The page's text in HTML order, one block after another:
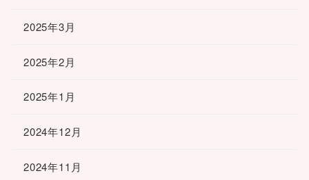
2025年3月
2025年2月
2025年1月
2024年12月
2024年11月